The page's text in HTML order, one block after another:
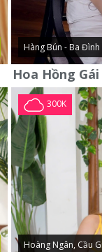
Hàng Bún - Ba Đình
300K
Hoàng Ngân, Cầu